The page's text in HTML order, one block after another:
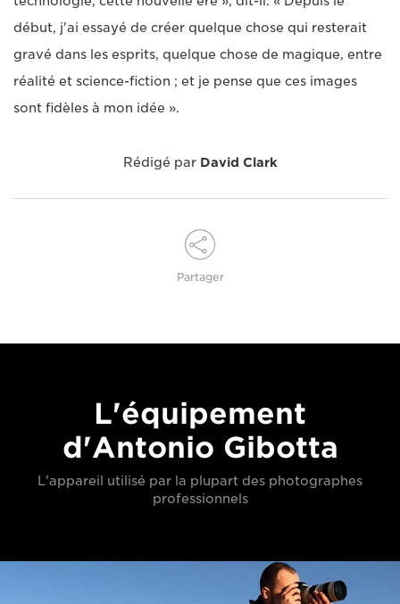
début, j'ai essayé de créer quelque chose qui resterait
gravé dans les esprits, quelque chose de magique, entre
réalité et science-fiction ; et je pense que ces images
sont fidèles à mon idée ».
Rédigé par David Clark
Partager
L'équipement
d'Antonio Gibotta
L'appareil utilisé par la plupart des photographes
professionnels